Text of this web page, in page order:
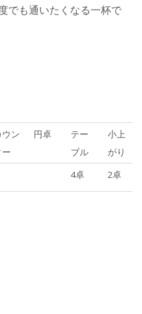
でも通いたくなる一杯で
ウン
ー
円卓
テー
ブル
小上
がり
4卓 2卓